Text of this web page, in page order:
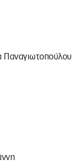
Παναγιωτοπούλου